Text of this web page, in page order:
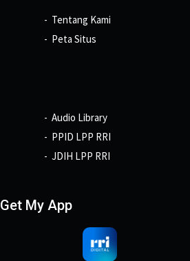
Tentang Kami
Peta Situs
Audio Library
PPID LPP RRI
JDIH LPP RRI
Get My App